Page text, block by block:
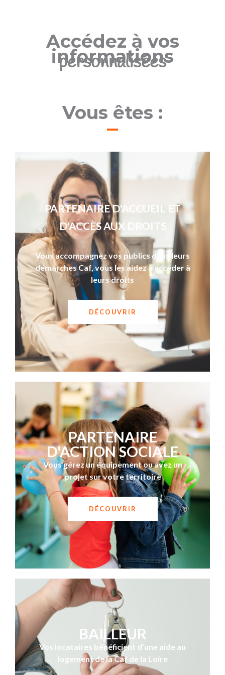
Accédez à vos
informations
personnalisées
Vous êtes :
PARTENAIRE D'ACCUEIL ET
D'ACCÈS AUX DROITS
Vous accompagnez vos publics dans leurs
démarches Caf, vous les aidez à accéder à
leurs droits
DÉCOUVRIR
PARTENAIRE
D'ACTION SOCIALE
Vous gérez un équipement ou avez un
projet sur votre territoire
DÉCOUVRIR
BAILLEUR
Vos locataires bénéficient d’une aide au
logement de la Caf de la Loire